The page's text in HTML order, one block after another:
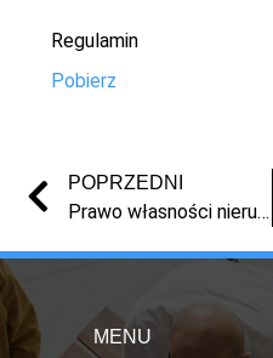
Regulamin
Pobierz
POPRZEDNI
Prawo własności nieruchomości gruntowej zabudowanej położonej w Świeciu przy ul. Władysława Sikorskiego
MENU